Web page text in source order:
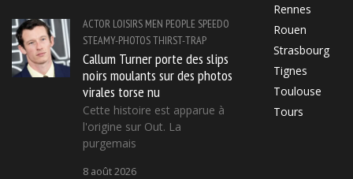
ACTOR LOISIRS MEN PEOPLE SPEEDO
STEAMY-PHOTOSTHIRST-TRAP
Callum Turner porte des slips
noirs moulants sur des photos
virales torse nu
Cette histoire est apparue à
l'origine sur Out. La
purgemais
8 août 2026
Rennes
Rouen
Strasbourg
Tignes
Toulouse
Tours